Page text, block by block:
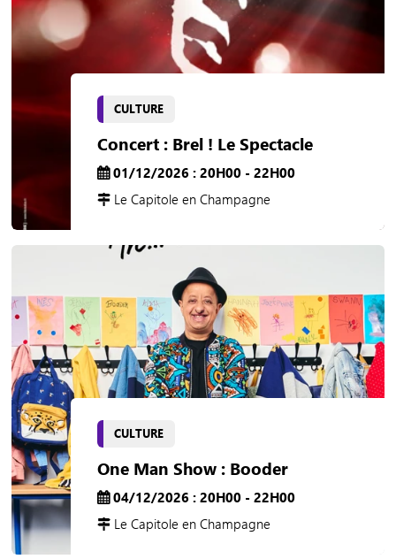
CULTURE
Concert : Brel ! Le Spectacle
01/12/2026 : 20H00 - 22H00
Le Capitole en Champagne
CULTURE
One Man Show : Booder
04/12/2026 : 20H00 - 22H00
Le Capitole en Champagne